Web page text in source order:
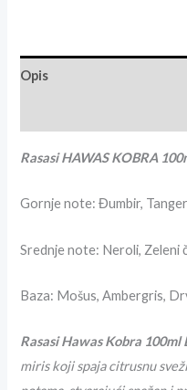
Opis
Rasasi HAWAS KOBRA
Gornje note:Đumbir,
Srednje note: Neroli, Zeleni
Baza: Mošus,Ambergris,
Rasasi Hawas Kobra 100ml
miris koji spaja citrusnu